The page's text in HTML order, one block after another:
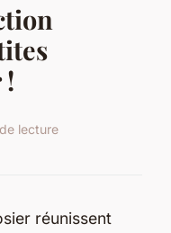
!
lecture
réunissent